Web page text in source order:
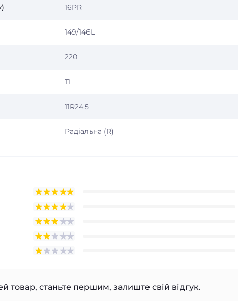
16PR
149/146L
220
TL
11R24.5
Радіальна (R)
товар, станьте першим, залиште свій відгук.